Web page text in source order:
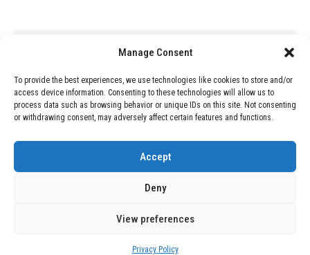
Manage Consent
To provide the best experiences, we use technologies like cookies to store and/or
access device information. Consenting to these technologies will allow us to
process data such as browsing behavior or unique IDs on this site. Not consenting
or withdrawing consent, may adversely affect certain features and functions.
Accept
Deny
View preferences
Privacy Policy